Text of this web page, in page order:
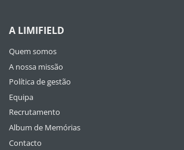
A LIMIFIELD
Quem somos
A nossa missão
Política de gestão
Equipa
Recrutamento
Album de Memórias
Contacto